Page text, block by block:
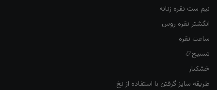
نیم ست نقره زنانه
انگشتر نقره روس
ساعت نقره
تسبیح📿
خشکبار
طریقه سایز گرفتن با استفاده از نخ